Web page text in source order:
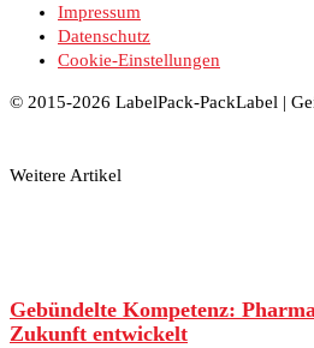
Impressum
Datenschutz
Cookie-Einstellungen
© 2015-2026 LabelPack-PackLabel |
Weitere Artikel
Gebündelte Kompetenz:
Zukunft entwickelt